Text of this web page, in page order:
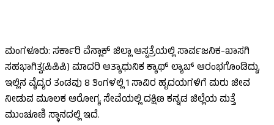
ಮಂಗಳೂರು: ಸರ್ಕಾರಿ ವೆನ್ಲಾಕ್ ಜಿಲ್ಲಾ ಆಸ್ಪತ್ರೆಯಲ್ಲಿ ಸಾರ್ವಜನಿಕ-ಖಾಸಗಿ
ಸಹಭಾಗಿತ್ವ(ಪಿಪಿಪಿ) ಮಾದರಿ ಅತ್ಯಾಧುನಿಕ ಕ್ಯಾಥ್ ಲ್ಯಾಬ್ ಆರಂಭಗೊಂಡಿದ್ದು,
ಇಲ್ಲಿನ ವೈದ್ಯರ ತಂಡವು 8 ತಿಂಗಳಲ್ಲಿ 1 ಸಾವಿರ ಹೃದಯಗಳಿಗೆ ಮರು ಜೀವ
ನೀಡುವ ಮೂಲಕ ಆರೋಗ್ಯ ಸೇವೆಯಲ್ಲಿ ದಕ್ಷಿಣ ಕನ್ನಡ ಜಿಲ್ಲೆಯ ಮತ್ತೆ
ಮುಂಚೂಣಿ ಸ್ಥಾನದಲ್ಲಿ ಇದೆ.